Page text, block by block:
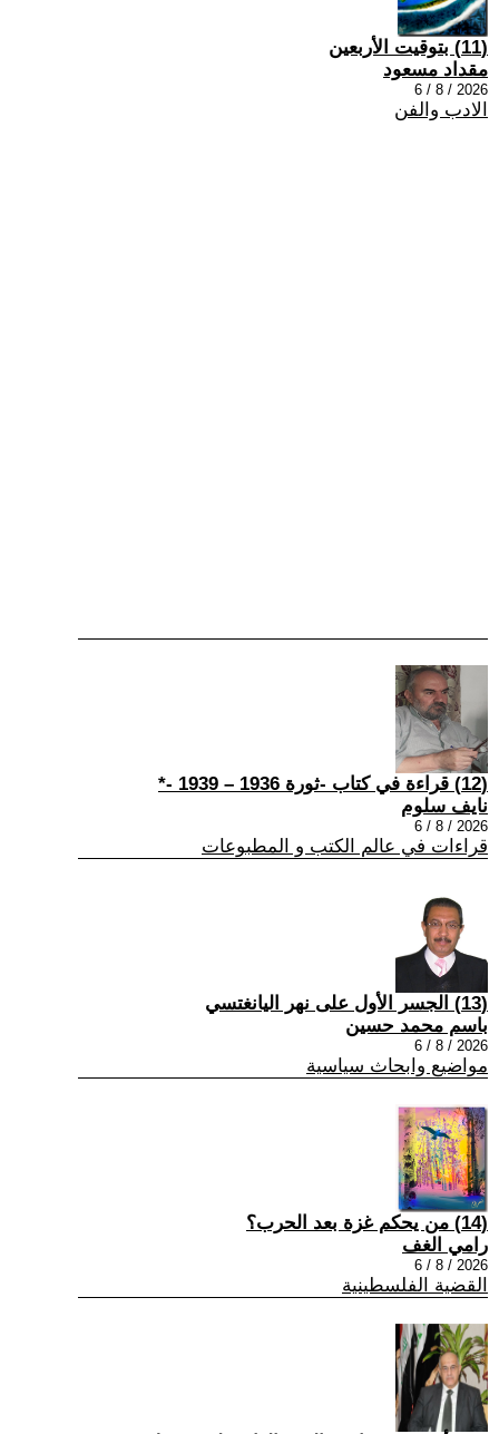
(11) بتوقيت الأربعين
مقداد مسعود
2026 / 8 / 6
الادب والفن
(12) قراءة في كتاب -ثورة 1936 – 1939 -*
نايف سلوم
2026 / 8 / 6
قراءات في عالم الكتب و المطبوعات
(13) الجسر الأول على نهر اليانغتسي
باسم محمد حسين
2026 / 8 / 6
مواضيع وابحاث سياسية
(14) من يحكم غزة بعد الحرب؟
رامي الغف
2026 / 8 / 6
القضية الفلسطينية